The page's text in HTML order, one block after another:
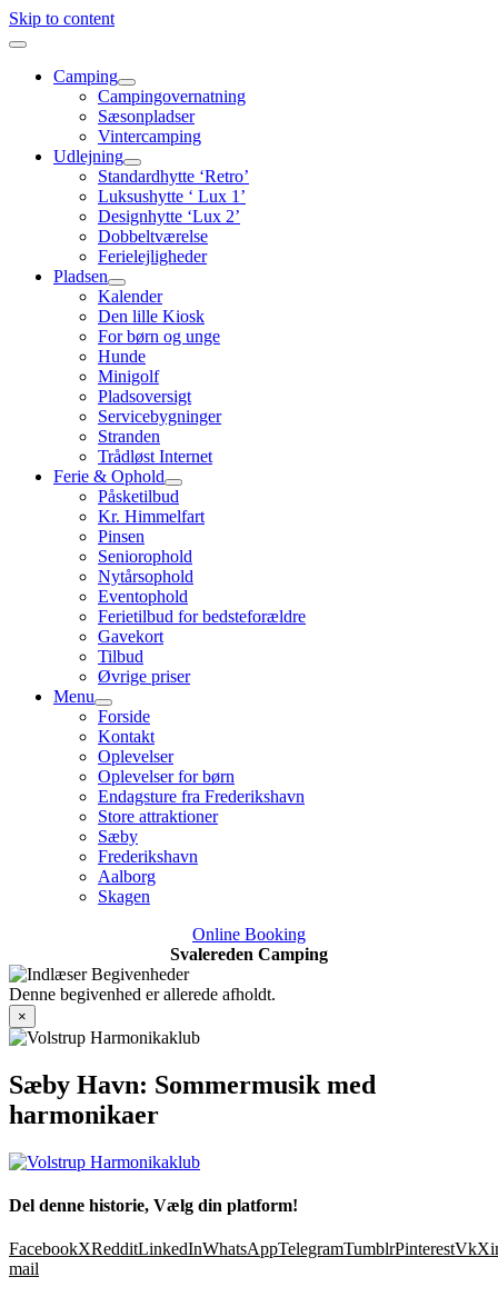
Skip to content
Camping
Campingovernatning
Sæsonpladser
Vintercamping
Udlejning
Standardhytte ‘Retro’
Luksushytte ‘ Lux 1’
Designhytte ‘Lux 2’
Dobbeltværelse
Ferielejligheder
Pladsen
Kalender
Den lille Kiosk
For børn og unge
Hunde
Minigolf
Pladsoversigt
Servicebygninger
Stranden
Trådløst Internet
Ferie & Ophold
Påsketilbud
Kr. Himmelfart
Pinsen
Seniorophold
Nytårsophold
Eventophold
Ferietilbud for bedsteforældre
Gavekort
Tilbud
Øvrige priser
Menu
Forside
Kontakt
Oplevelser
Oplevelser for børn
Endagsture fra Frederikshavn
Store attraktioner
Sæby
Frederikshavn
Aalborg
Skagen
Online Booking
Svalereden Camping
Denne begivenhed er allerede afholdt.
×
Sæby Havn: Sommermusik med
harmonikaer
Del denne historie, Vælg din platform!
FacebookXRedditLinkedInWhatsAppTelegramTumblrPinterestVk
mail